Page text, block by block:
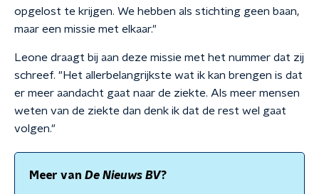
opgelost te krijgen. We hebben als stichting geen baan,
maar een missie met elkaar."
Leone draagt bij aan deze missie met het nummer dat zij
schreef. "Het allerbelangrijkste wat ik kan brengen is dat
er meer aandacht gaat naar de ziekte. Als meer mensen
weten van de ziekte dan denk ik dat de rest wel gaat
volgen."
Meer van De Nieuws BV?